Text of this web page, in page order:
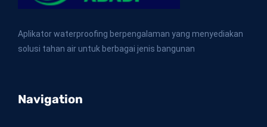
Aplikator waterproofing berpengalaman yang menyediakan
solusi tahan air untuk berbagai jenis bangunan
Navigation